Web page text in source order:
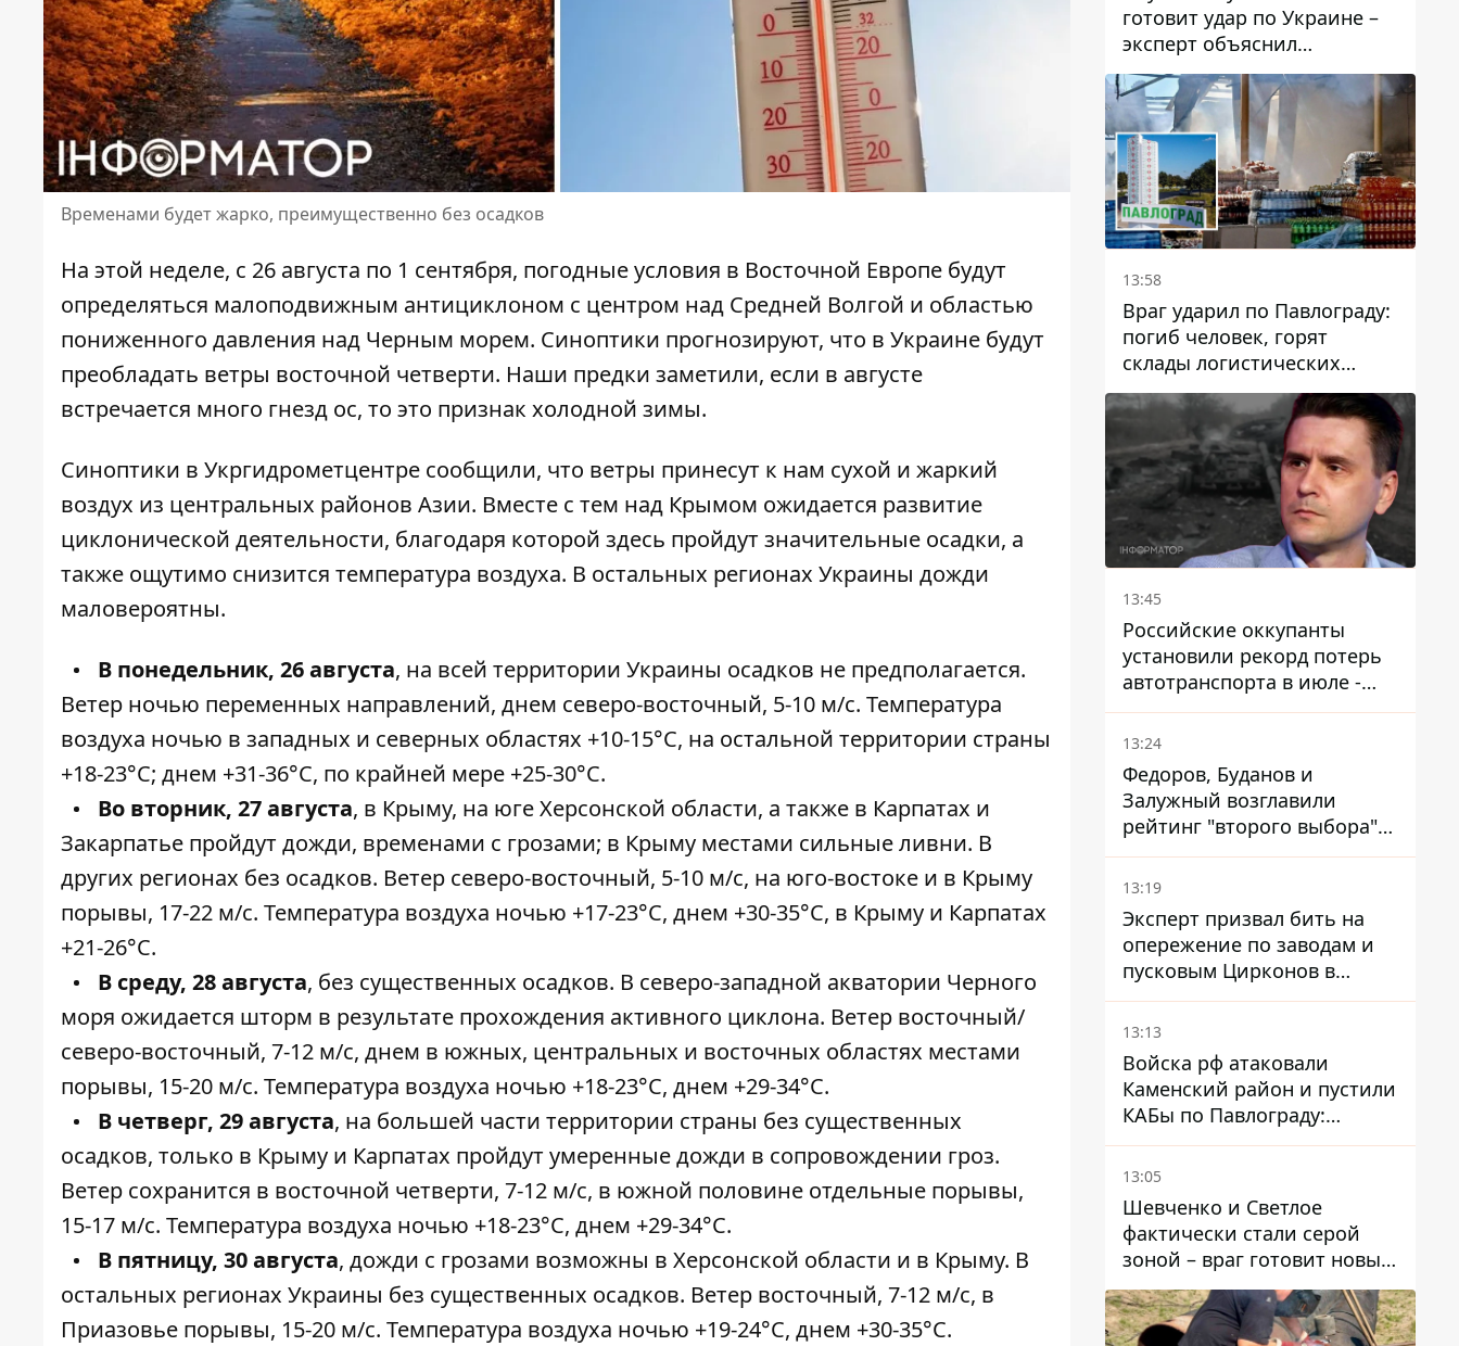
Временами будет жарко, преимущественно без осадков
На этой неделе, с 26 августа по 1 сентября, погодные условия в Восточной Европе будут
определяться малоподвижным антициклоном с центром над Средней Волгой и областью
пониженного давления над Черным морем. Синоптики прогнозируют, что в Украине будут
преобладать ветры восточной четверти. Наши предки заметили, если в августе
встречается много гнезд ос, то это признак холодной зимы.
Синоптики в Укргидрометцентре сообщили, что ветры принесут к нам сухой и жаркий
воздух из центральных районов Азии. Вместе с тем над Крымом ожидается развитие
циклонической деятельности, благодаря которой здесь пройдут значительные осадки, а
также ощутимо снизится температура воздуха. В остальных регионах Украины дожди
маловероятны.
В понедельник, 26 августа, на всей территории Украины осадков не предполагается.
Ветер ночью переменных направлений, днем ​​северо-восточный, 5-10 м/с. Температура
воздуха ночью в западных и северных областях +10-15°С, на остальной территории страны
+18-23°С; днем +31-36°С, по крайней мере +25-30°С.
Во вторник, 27 августа, в Крыму, на юге Херсонской области, а также в Карпатах и ​​
Закарпатье пройдут дожди, временами с грозами; в Крыму местами сильные ливни. В
других регионах без осадков. Ветер северо-восточный, 5-10 м/с, на юго-востоке и в Крыму
порывы, 17-22 м/с. Температура воздуха ночью +17-23°С, днем ​​+30-35°С, в Крыму и Карпатах
+21-26°С.
В среду, 28 августа, без существенных осадков. В северо-западной акватории Черного
моря ожидается шторм в результате прохождения активного циклона. Ветер восточный/
северо-восточный, 7-12 м/с, днем ​​в южных, центральных и восточных областях местами
порывы, 15-20 м/с. Температура воздуха ночью +18-23°С, днем ​​+29-34°С.
В четверг, 29 августа, на большей части территории страны без существенных
осадков, только в Крыму и Карпатах пройдут умеренные дожди в сопровождении гроз.
Ветер сохранится в восточной четверти, 7-12 м/с, в южной половине отдельные порывы,
15-17 м/с. Температура воздуха ночью +18-23°С, днем ​​+29-34°С.
В пятницу, 30 августа, дожди с грозами возможны в Херсонской области и в Крыму. В
остальных регионах Украины без существенных осадков. Ветер восточный, 7-12 м/с, в
Приазовье порывы, 15-20 м/с. Температура воздуха ночью +19-24°С, днем ​​+30-35°С.
готовит удар по Украине –
эксперт объяснил
настоящее назначение
новой гомельской бригады
13:58
Враг ударил по Павлограду:
погиб человек, горят
склады логистических
компаний и магазина
13:45
Российские оккупанты
установили рекорд потерь
автотранспорта в июле -
почти 14 тысяч единиц
13:24
Федоров, Буданов и
Залужный возглавили
рейтинг "второго выбора"
украинцев - опрос показал
альтернативные симпатии
13:19
Эксперт призвал бить на
опережение по заводам и
пусковым Цирконов в
России
13:13
Войска рф атаковали
Каменский район и пустили
КАБы по Павлограду:
пострадал мужчина, в небо
поднимается столб дыма
13:05
Шевченко и Светлое
фактически стали серой
зоной – враг готовит новые
атаки на Добропольском
направлении